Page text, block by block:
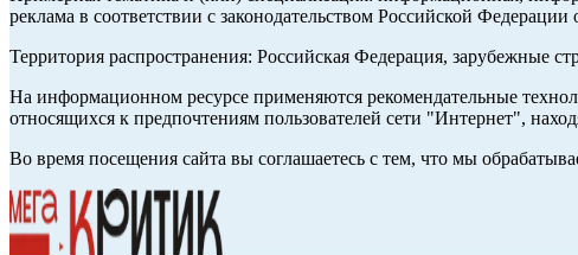
реклама в соответствии с законодательством Российской Федерации
Территория распространения: Российская Федерация, зарубежные
На информационном ресурсе применяются рекомендательные
относящихся к предпочтениям пользователей сети "Интернет",
Во время посещения сайта вы соглашаетесь с тем, что мы